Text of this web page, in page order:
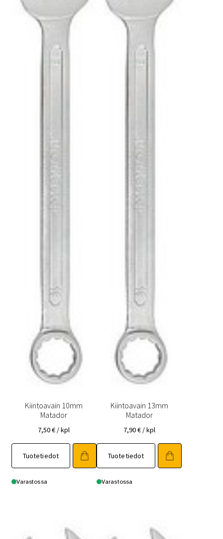
Kiintoavain 10mm
Matador
7,50€ / kpl
Tuotetiedot
Varastossa
Kiintoavain 13mm
Matador
7,90€ / kpl
Tuotetiedot
Varastossa